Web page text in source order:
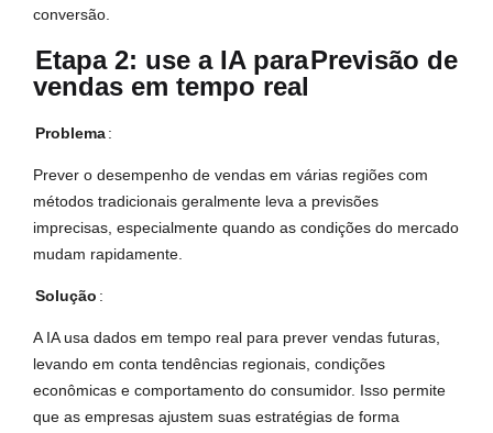
conversão.
Etapa 2: use a IA paraPrevisão de
vendas em tempo real
Problema:
Prever o desempenho de vendas em várias regiões com
métodos tradicionais geralmente leva a previsões
imprecisas, especialmente quando as condições do mercado
mudam rapidamente.
Solução :
A IA usa dados em tempo real para prever vendas futuras,
levando em conta tendências regionais, condições
econômicas e comportamento do consumidor. Isso permite
que as empresas ajustem suas estratégias de forma